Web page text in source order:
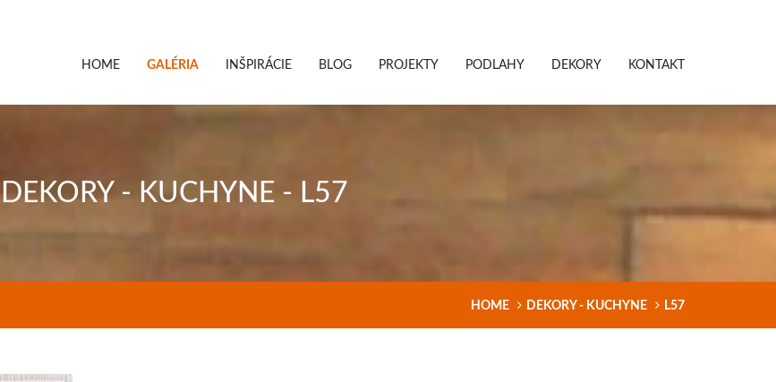
HOME GALÉRIA INŠPIRÁCIE BLOG PROJEKTY PODLAHY DEKORY KONTAKT
DEKORY - KUCHYNE - L57
HOME DEKORY - KUCHYNE L57